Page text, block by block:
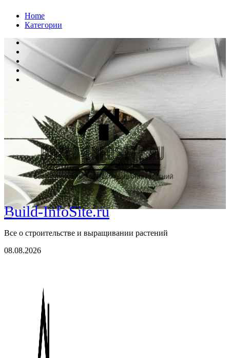
ПерейтиHome
Категории
Build-InfoSite.ru
Все о строительстве и выращивании растений
08.08.2026